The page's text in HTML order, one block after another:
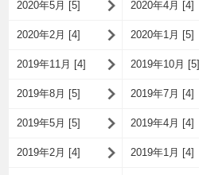
2020年5月 [5] 2020年4月 [4]
2020年2月 [4] 2020年1月 [5]
2019年11月 [4] 2019年10月 [5]
2019年8月 [5] 2019年7月 [4]
2019年5月 [5] 2019年4月 [4]
2019年2月 [4] 2019年1月 [4]